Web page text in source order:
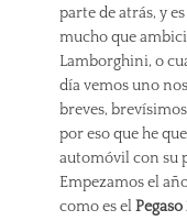
parte de atrás, y
mucho que
Lamborghini, o
día vemos uno
breves,
por eso que he
automóvil con su
Empezamos el
como es el